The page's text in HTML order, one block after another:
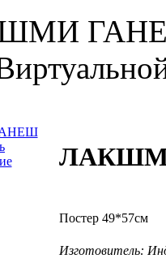
Постер 49*57см
Изготовитель: